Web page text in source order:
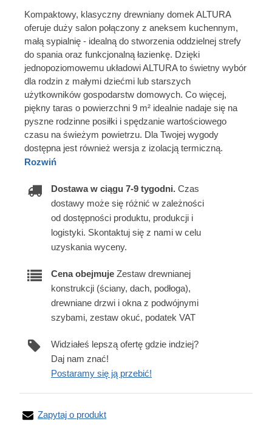
Kompaktowy, klasyczny drewniany domek ALTURA
oferuje duży salon połączony z aneksem kuchennym,
małą sypialnię - idealną do stworzenia oddzielnej strefy
do spania oraz funkcjonalną łazienkę. Dzięki
jednopoziomowemu układowi ALTURA to świetny wybór
dla rodzin z małymi dziećmi lub starszych
użytkowników gospodarstw domowych. Co więcej,
piękny taras o powierzchni 9 m² idealnie nadaje się na
pyszne rodzinne posiłki i spędzanie wartościowego
czasu na świeżym powietrzu. Dla Twojej wygody
dostępna jest również wersja z izolacją termiczną.
Rozwiń
Dostawa w ciągu 7-9 tygodni. Czas
dostawy może się różnić w zależności
od dostępności produktu, produkcji i
logistyki. Skontaktuj się z nami w celu
uzyskania wyceny.
Cena obejmuje Zestaw drewnianej
konstrukcji (ściany, dach, podłoga),
drewniane drzwi i okna z podwójnymi
szybami, zestaw okuć, podatek VAT
Widziałeś lepszą ofertę gdzie indziej?
Daj nam znać!
Postaramy się ją przebić!
Zapytaj o produkt